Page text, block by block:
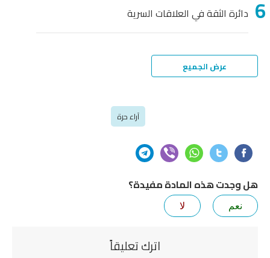
دائرة الثقة في العلاقات السرية
عرض الجميع
آراء حرة
هل وجدت هذه المادة مفيدة؟
نعم لا
اترك تعليقاً